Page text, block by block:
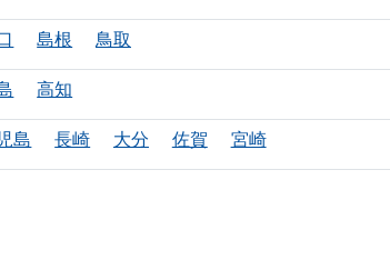
島根 鳥取
高知
島 長崎 大分 佐賀 宮崎